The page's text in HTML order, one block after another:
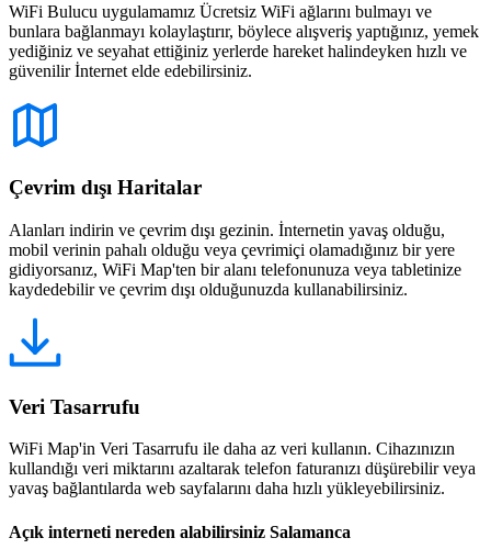
WiFi Bulucu uygulamamız Ücretsiz WiFi ağlarını bulmayı ve
bunlara bağlanmayı kolaylaştırır, böylece alışveriş yaptığınız, yemek
yediğiniz ve seyahat ettiğiniz yerlerde hareket halindeyken hızlı ve
güvenilir İnternet elde edebilirsiniz.
Çevrim dışı Haritalar
Alanları indirin ve çevrim dışı gezinin. İnternetin yavaş olduğu,
mobil verinin pahalı olduğu veya çevrimiçi olamadığınız bir yere
gidiyorsanız, WiFi Map'ten bir alanı telefonunuza veya tabletinize
kaydedebilir ve çevrim dışı olduğunuzda kullanabilirsiniz.
Veri Tasarrufu
WiFi Map'in Veri Tasarrufu ile daha az veri kullanın. Cihazınızın
kullandığı veri miktarını azaltarak telefon faturanızı düşürebilir veya
yavaş bağlantılarda web sayfalarını daha hızlı yükleyebilirsiniz.
Açık interneti nereden alabilirsiniz Salamanca